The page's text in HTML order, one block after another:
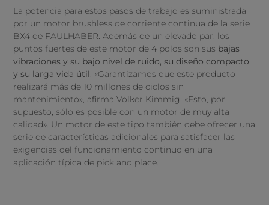
La potencia para estos pasos de trabajo es suministrada
por un motor brushless de corriente continua de la serie
BX4 de FAULHABER. Además de un elevado par, los
puntos fuertes de este motor de 4 polos son sus bajas
vibraciones y su bajo nivel de ruido, su diseño compacto
y su larga vida útil. «Garantizamos que este producto
realizará más de 10 millones de ciclos sin
mantenimiento», afirma Volker Kimmig. «Esto, por
supuesto, sólo es posible con un motor de muy alta
calidad». Un motor de este tipo también debe ofrecer una
serie de características adicionales para satisfacer las
exigencias del funcionamiento continuo en una
aplicación típica de pick and place.